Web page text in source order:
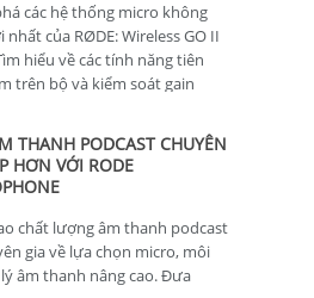
các hệ thống micro không
nhất của RØDE: Wireless GO II
hiểu về các tính năng tiên
trên bộ và kiểm soát gain
THANH PODCAST CHUYÊN
HƠN VỚI RODE
chất lượng âm thanh podcast
gia về lựa chọn micro, môi
âm thanh nâng cao. Đưa